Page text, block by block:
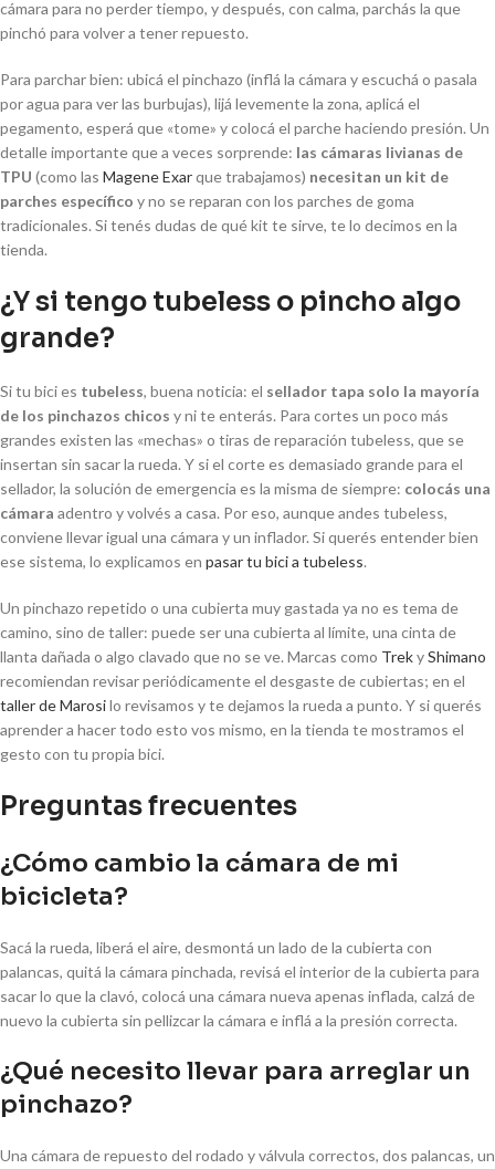
cámara para no perder tiempo, y después, con calma, parchás la que
pinchó para volver a tener repuesto.
Para parchar bien: ubicá el pinchazo (inflá la cámara y escuchá o pasala
por agua para ver las burbujas), lijá levemente la zona, aplicá el
pegamento, esperá que «tome» y colocá el parche haciendo presión. Un
detalle importante que a veces sorprende: las cámaras livianas de
TPU (como las Magene Exarque trabajamos) necesitan un kit de
parches específico y no se reparan con los parches de goma
tradicionales. Si tenés dudas de qué kit te sirve, te lo decimos en la
tienda.
¿Y si tengo tubeless o pincho algo
grande?
Si tu bici es tubeless, buena noticia: el sellador tapa solo la mayoría
de los pinchazos chicos y ni te enterás. Para cortes un poco más
grandes existen las «mechas» o tiras de reparación tubeless, que se
insertan sin sacar la rueda. Y si el corte es demasiado grande para el
sellador, la solución de emergencia es la misma de siempre: colocás una
cámara adentro y volvés a casa. Por eso, aunque andes tubeless,
conviene llevar igual una cámara y un inflador. Si querés entender bien
ese sistema, lo explicamos en pasar tu bici a tubeless.
Un pinchazo repetido o una cubierta muy gastada ya no es tema de
camino, sino de taller: puede ser una cubierta al límite, una cinta de
llanta dañada o algo clavado que no se ve. Marcas como TrekyShimano
recomiendan revisar periódicamente el desgaste de cubiertas; en el
taller de Marosilo revisamos y te dejamos la rueda a punto. Y si querés
aprender a hacer todo esto vos mismo, en la tienda te mostramos el
gesto con tu propia bici.
Preguntas frecuentes
¿Cómo cambio la cámara de mi
bicicleta?
Sacá la rueda, liberá el aire, desmontá un lado de la cubierta con
palancas, quitá la cámara pinchada, revisá el interior de la cubierta para
sacar lo que la clavó, colocá una cámara nueva apenas inflada, calzá de
nuevo la cubierta sin pellizcar la cámara e inflá a la presión correcta.
¿Qué necesito llevar para arreglar un
pinchazo?
Una cámara de repuesto del rodado y válvula correctos, dos palancas, un